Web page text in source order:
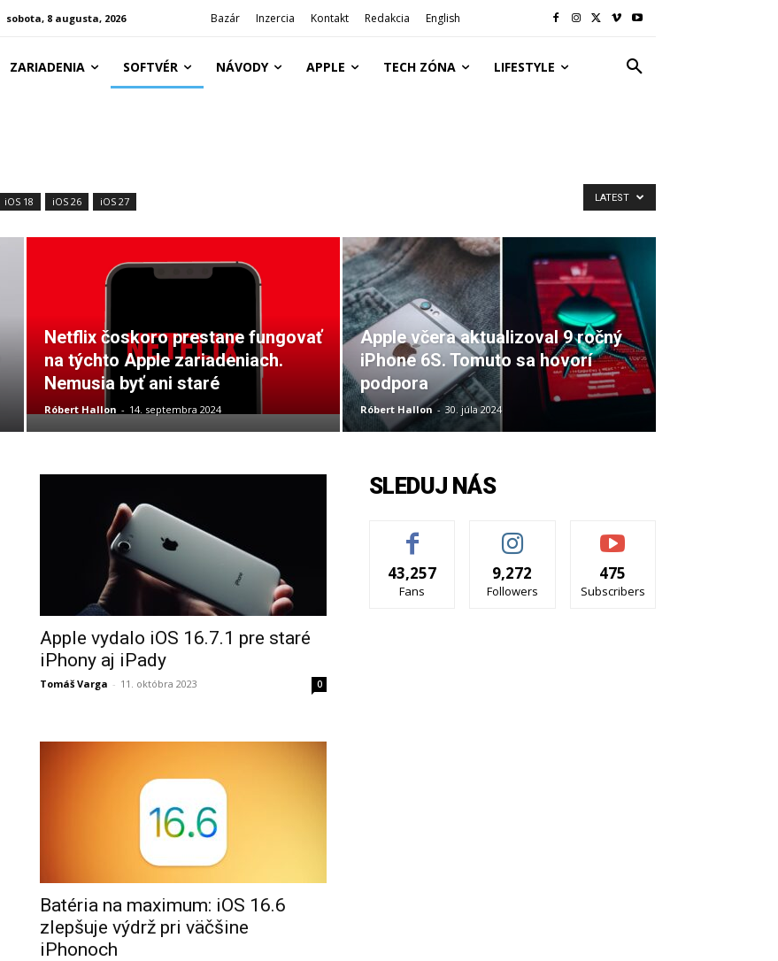
sobota, 8 augusta, 2026 Bazár Inzercia Kontakt Redakcia English
ZARIADENIA SOFTVÉR NÁVODY APPLE TECH ZÓNA LIFESTYLE
iOS 18 iOS 26 iOS 27 LATEST
Netflix čoskoro prestane fungovať
na týchto Apple zariadeniach.
Nemusia byť ani staré
Róbert Hallon - 14. septembra 2024
Apple včera aktualizoval 9 ročný
iPhone 6S. Tomuto sa hovorí
podpora
Róbert Hallon - 30. júla 2024
Apple vydalo iOS 16.7.1 pre staré
iPhony aj iPady
Tomáš Varga - 11. októbra 2023 0
Batéria na maximum: iOS 16.6
zlepšuje výdrž pri väčšine
iPhonoch
SLEDUJ NÁS
43,257
Fans
9,272
Followers
475
Subscribers